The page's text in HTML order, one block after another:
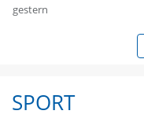
gestern
SPORT